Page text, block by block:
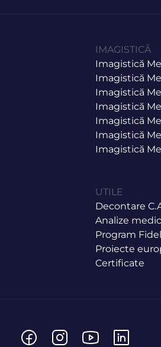
IMAGISTICĂ
Imagistică
Imagistică
Imagistică
Imagistică
Imagistică
Imagistică
Imagistică
UTILE
Decontare
Analize
Program
Proiecte
Certificate